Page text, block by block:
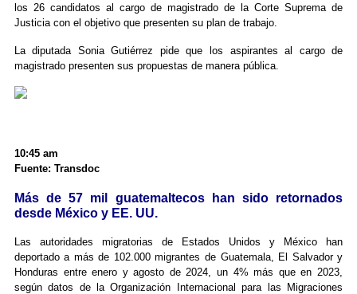
los 26 candidatos al cargo de magistrado de la Corte Suprema de
Justicia con el objetivo que presenten su plan de trabajo.
La diputada Sonia Gutiérrez pide que los aspirantes al cargo de
magistrado presenten sus propuestas de manera pública.
10:45 am
Fuente: Transdoc
Más de 57 mil guatemaltecos han sido retornados
desde México y EE. UU.
Las autoridades migratorias de Estados Unidos y México han
deportado a más de 102.000 migrantes de Guatemala, El Salvador y
Honduras entre enero y agosto de 2024, un 4% más que en 2023,
según datos de la Organización Internacional para las Migraciones